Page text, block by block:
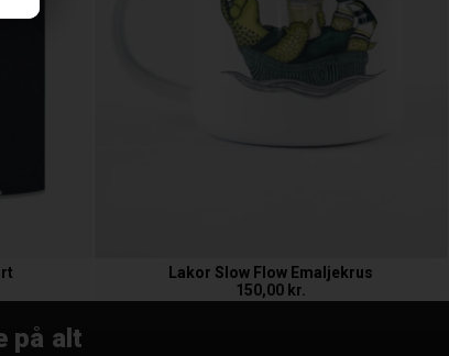
Lakor Slow Flow Emaljekrus
150,00 kr.
på alt